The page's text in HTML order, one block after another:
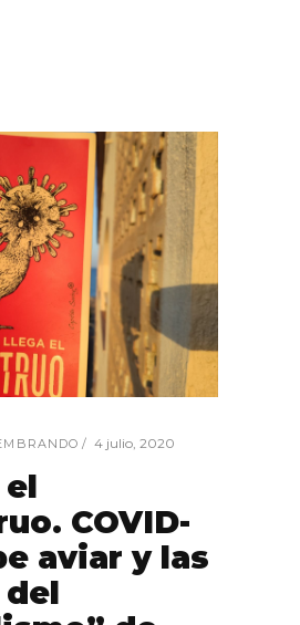
4 julio, 2020
el
COVID-
aviar y las
del